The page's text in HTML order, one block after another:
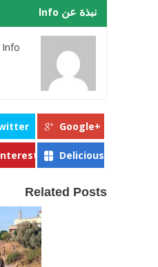
نبذة عن Info
Info
Google+
Delicious
Related Posts